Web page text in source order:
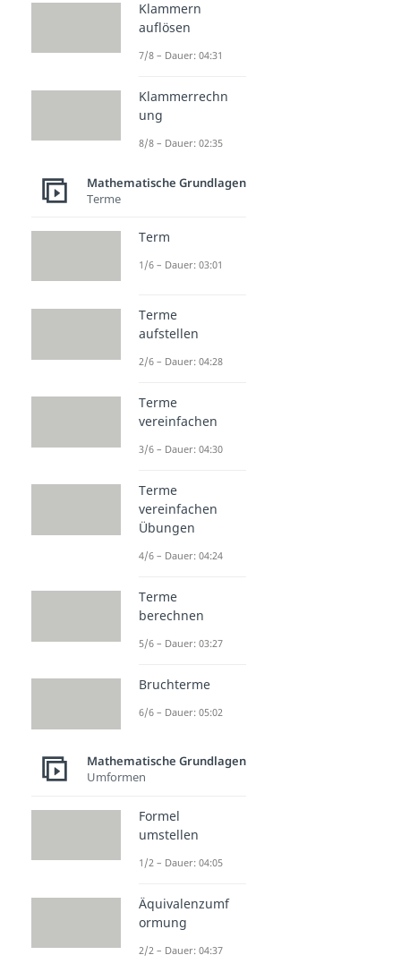
Klammern
auflösen
7/8 – Dauer: 04:31
Klammerrechn
ung
8/8 – Dauer: 02:35
Mathematische Grundlagen
Terme
Term
1/6 – Dauer: 03:01
Terme
aufstellen
2/6 – Dauer: 04:28
Terme
vereinfachen
3/6 – Dauer: 04:30
Terme
vereinfachen
Übungen
4/6 – Dauer: 04:24
Terme
berechnen
5/6 – Dauer: 03:27
Bruchterme
6/6 – Dauer: 05:02
Mathematische Grundlagen
Umformen
Formel
umstellen
1/2 – Dauer: 04:05
Äquivalenzumf
ormung
2/2 – Dauer: 04:37